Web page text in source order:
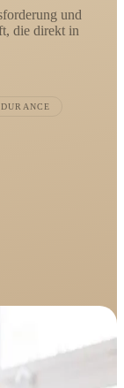
und
die direkt in